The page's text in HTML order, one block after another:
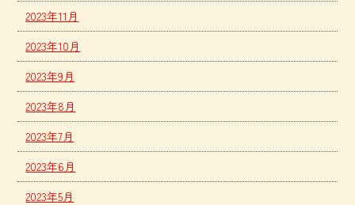
2023年11月
2023年10月
2023年9月
2023年8月
2023年7月
2023年6月
2023年5月